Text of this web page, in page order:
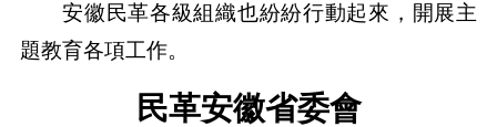
安徽民革各級組織也紛紛行動起來，開展主
題教育各項工作。
民革安徽省委會